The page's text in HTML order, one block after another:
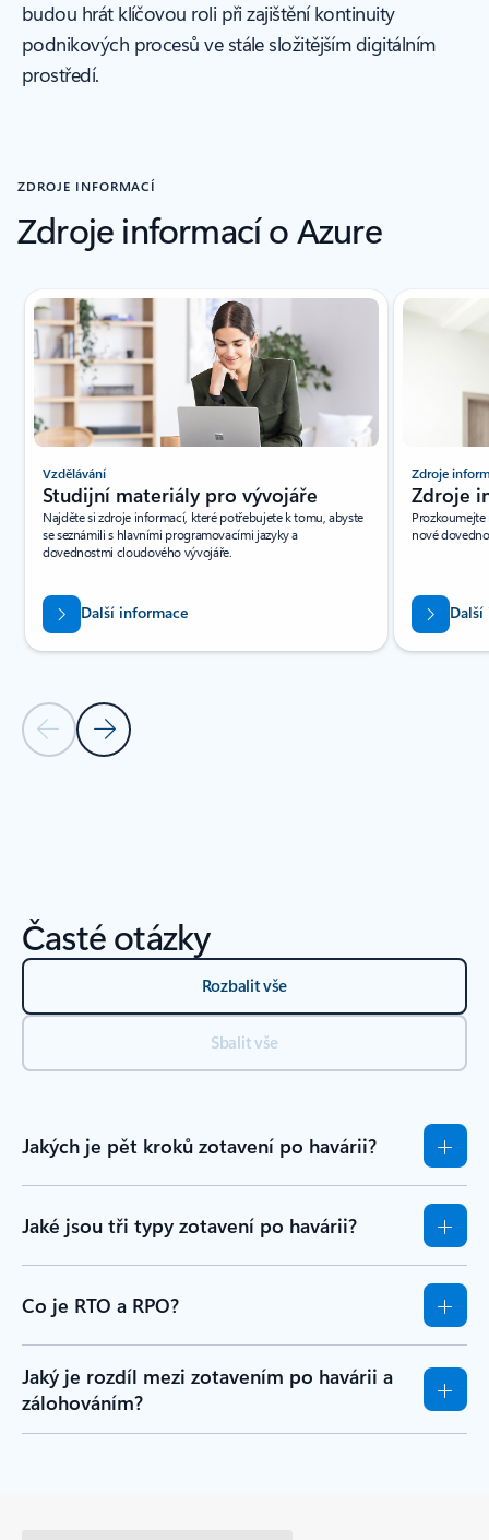
budou hrát klíčovou roli při zajištění kontinuity
podnikových procesů ve stále složitějším digitálním
prostředí.
ZDROJE INFORMACÍ
Zdroje informací o Azure
Zobrazil se nový snímek
Předchozí snímek
Další snímek
Vzdělávání
Studijní materiály pro vývojáře
Najděte si zdroje informací, které potřebujete k tomu, abyste
se seznámili s hlavními programovacími jazyky a
dovednostmi cloudového vývojáře.
Další informace
Zdroje
Zdroje
nové
Časté otázky
Rozbalit vše
Sbalit vše
Jakých je pět kroků zotavení po havárii?
Jaké jsou tři typy zotavení po havárii?
Co je RTO a RPO?
Jaký je rozdíl mezi zotavením po havárii a
zálohováním?